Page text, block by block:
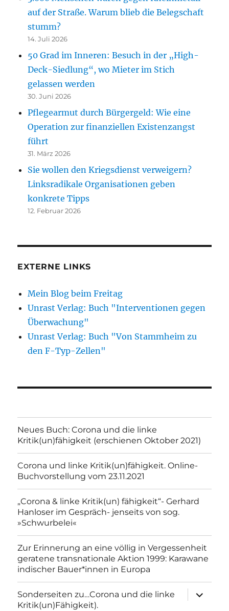
auf der Straße. Warum blieb die Belegschaft
stumm?
14. Juli 2026
50 Grad im Inneren: Besuch in der „High-
Deck-Siedlung“, wo Mieter im Stich
gelassen werden
30. Juni 2026
Pflegearmut durch Bürgergeld: Wie eine
Operation zur finanziellen Existenzangst
führt
31. März 2026
Sie wollen den Kriegsdienst verweigern?
Linksradikale Organisationen geben
konkrete Tipps
12. Februar 2026
EXTERNE LINKS
Mein Blog beim Freitag
Unrast Verlag: Buch "Interventionen gegen
Überwachung"
Unrast Verlag: Buch "Von Stammheim zu
den F-Typ-Zellen"
Neues Buch: Corona und die linke
Kritik(un)fähigkeit (erschienen Oktober 2021)
Corona und linke Kritik(un)fähigkeit. Online-
Buchvorstellung vom 23.11.2021
„Corona & linke Kritik(un) fähigkeit“- Gerhard
Hanloser im Gespräch- jenseits von sog.
»Schwurbelei«
Zur Erinnerung an eine völlig in Vergessenheit
geratene transnationale Aktion 1999: Karawane
indischer Bauer*innen in Europa
Sonderseiten zu…Corona und die linke
Kritik(un)Fähigkeit).
anzeigen